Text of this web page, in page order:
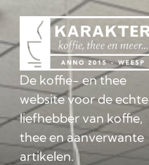
De koffie- en thee
website voor de echte
liefhebber van koffie,
thee en aanverwante
artikelen.